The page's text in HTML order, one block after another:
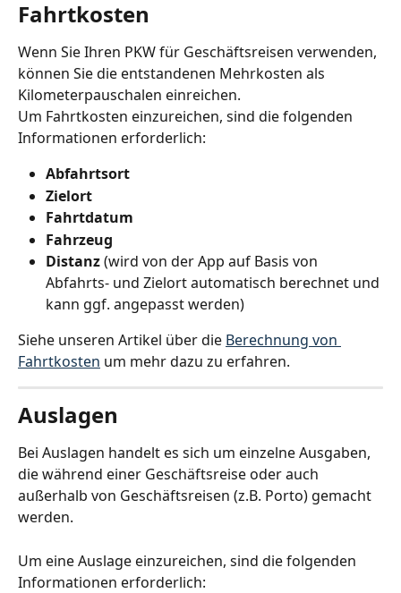
Fahrtkosten
Wenn Sie Ihren PKW für Geschäftsreisen verwenden,
können Sie die entstandenen Mehrkosten als
Kilometerpauschalen einreichen.
Um Fahrtkosten einzureichen, sind die folgenden
Informationen erforderlich:
Abfahrtsort
Zielort
Fahrtdatum
Fahrzeug
Distanz (wird von der App auf Basis von
Abfahrts- und Zielort automatisch berechnet und
kann ggf. angepasst werden)
Siehe unseren Artikel über die Berechnung von
Fahrtkosten um mehr dazu zu erfahren.
Auslagen
Bei Auslagen handelt es sich um einzelne Ausgaben,
die während einer Geschäftsreise oder auch
außerhalb von Geschäftsreisen (z.B. Porto) gemacht
werden.
Um eine Auslage einzureichen, sind die folgenden
Informationen erforderlich: